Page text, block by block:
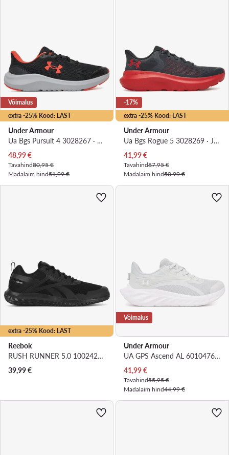
extra -25% Kood: LAST
Võimalus
Under Armour
Ua Bgs Pursuit 4 3028267 · Jooksujalatsid
Praegune hind
48,99€
Tavahind80,95 €
Madalaim hind51,99 €
extra -25% Kood: LAST
-17%
Under Armour
Ua Bgs Rogue 5 3028269 · Jooksujalatsid
Praegune hind
41,99€
Tavahind87,95 €
Madalaim hind50,99 €
extra -25% Kood: LAST
Reebok
RUSH RUNNER 5.0 100242332 · Jooksujalatsid
39,99€
Võimalus
Under Armour
UA GPS Ascend AL 6010476 · Jooksujalatsid
Praegune hind
41,99€
Tavahind55,95 €
Madalaim hind44,99 €